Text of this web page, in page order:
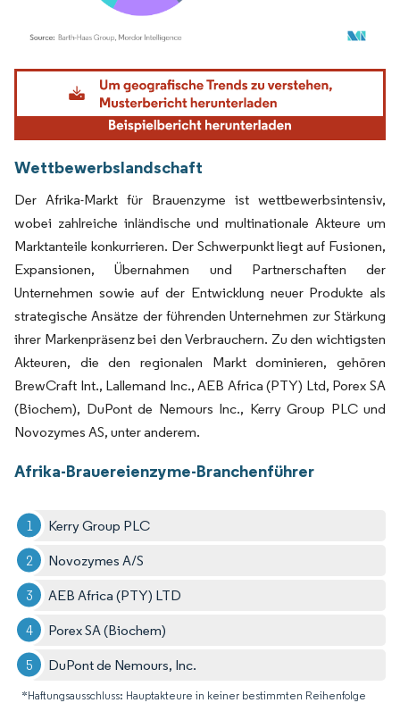
Bild © Mordor Intelligence. Wiederverwendung erfordert Namensnennung gemäß
Wettbewerbslandschaft
Der Afrika-Markt für Brauenzyme ist wettbewerbsintensiv,
wobei zahlreiche inländische und multinationale Akteure um
Marktanteile konkurrieren. Der Schwerpunkt liegt auf Fusionen,
Expansionen, Übernahmen und Partnerschaften der
Unternehmen sowie auf der Entwicklung neuer Produkte als
strategische Ansätze der führenden Unternehmen zur Stärkung
ihrer Markenpräsenz bei den Verbrauchern. Zu den wichtigsten
Akteuren, die den regionalen Markt dominieren, gehören
BrewCraft Int., Lallemand Inc., AEB Africa (PTY) Ltd, Porex SA
(Biochem), DuPont de Nemours Inc., Kerry Group PLC und
Novozymes AS, unter anderem.
Afrika-Brauereienzyme-Branchenführer
Kerry Group PLC
Novozymes A/S
AEB Africa (PTY) LTD
Porex SA (Biochem)
DuPont de Nemours, Inc.
*Haftungsausschluss: Hauptakteure in keiner bestimmten Reihenfolge